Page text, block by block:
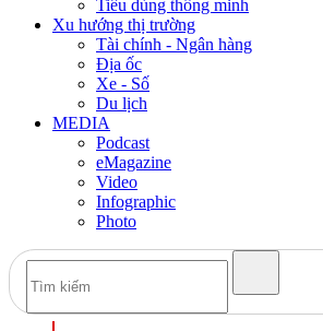
Tiêu dùng thông minh
Xu hướng thị trường
Tài chính - Ngân hàng
Địa ốc
Xe - Số
Du lịch
MEDIA
Podcast
eMagazine
Video
Infographic
Photo